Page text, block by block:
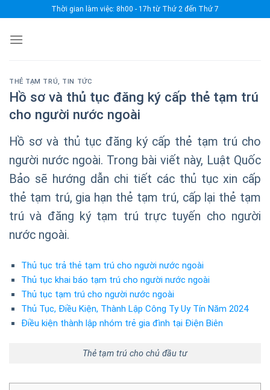
to
content
Thời gian làm việc: 8h00 - 17h từ Thứ 2 đến Thứ 7
THẺ TẠM TRÚ, TIN TỨC
Hồ sơ và thủ tục đăng ký cấp thẻ tạm trú
cho người nước ngoài
Hồ sơ và thủ tục đăng ký cấp thẻ tạm trú cho
người nước ngoài. Trong bài viết này, Luật Quốc
Bảo sẽ hướng dẫn chi tiết các thủ tục xin cấp
thẻ tạm trú, gia hạn thẻ tạm trú, cấp lại thẻ tạm
trú và đăng ký tạm trú trực tuyến cho người
nước ngoài.
Thủ tục trả thẻ tạm trú cho người nước ngoài
Thủ tục khai báo tạm trú cho người nước ngoài
Thủ tục tạm trú cho người nước ngoài
Thủ Tục, Điều Kiện, Thành Lập Công Ty Uy Tín Năm 2024
Điều kiện thành lập nhóm trẻ gia đình tại Điện Biên
Thẻ tạm trú cho chủ đầu tư